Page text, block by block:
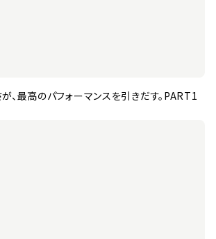
、最高のパフォーマンスを引きだす。PART1